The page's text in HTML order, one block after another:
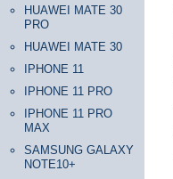
HUAWEI MATE 30
PRO
HUAWEI MATE 30
IPHONE 11
IPHONE 11 PRO
IPHONE 11 PRO
MAX
SAMSUNG GALAXY
NOTE10+